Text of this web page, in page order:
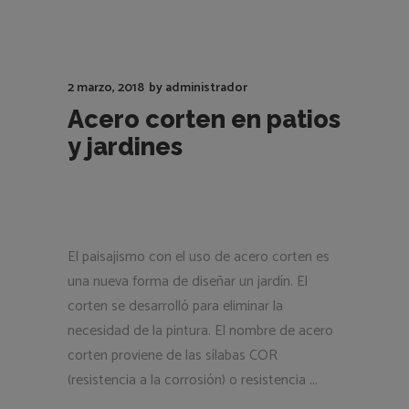
2 marzo, 2018 byadministrador
Acero corten en patios
y jardines
El paisajismo con el uso de acero corten es
una nueva forma de diseñar un jardín. El
corten se desarrolló para eliminar la
necesidad de la pintura. El nombre de acero
corten proviene de las sílabas COR
(resistencia a la corrosión) o resistencia